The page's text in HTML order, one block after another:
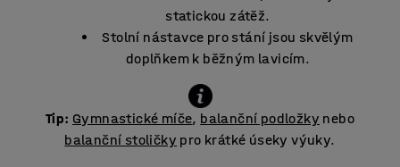
statickou zátěž.
Stolní nástavce pro stání jsou skvělým
doplňkem k běžným lavicím.
Tip: Gymnastické míče, balanční podložky nebo
balanční stoličky pro krátké úseky výuky.